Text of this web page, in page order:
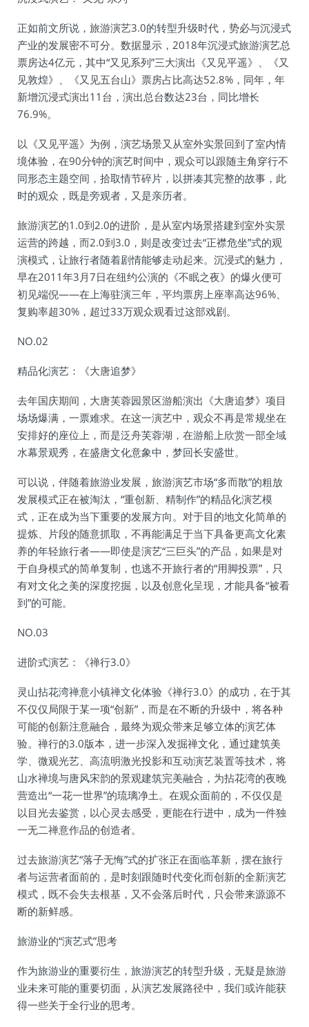
正如前文所说，旅游演艺3.0的转型升级时代，势必与沉浸式
产业的发展密不可分。数据显示，2018年沉浸式旅游演艺总
票房达4亿元，其中“又见系列”三大演出《又见平遥》、《又
见敦煌》、《又见五台山》票房占比高达52.8%，同年，年
新增沉浸式演出11台，演出总台数达23台，同比增长
76.9%。
以《又见平遥》为例，演艺场景又从室外实景回到了室内情
境体验，在90分钟的演艺时间中，观众可以跟随主角穿行不
同形态主题空间，拾取情节碎片，以拼凑其完整的故事，此
时的观众，既是旁观者，又是亲历者。
旅游演艺的1.0到2.0的进阶，是从室内场景搭建到室外实景
运营的跨越，而2.0到3.0，则是改变过去“正襟危坐”式的观
演模式，让旅行者随着剧情能够走动起来。沉浸式的魅力，
早在2011年3月7日在纽约公演的《不眠之夜》的爆火便可
初见端倪——在上海驻演三年，平均票房上座率高达96%、
复购率超30%，超过33万观众观看过这部戏剧。
NO.02
精品化演艺：《大唐追梦》
去年国庆期间，大唐芙蓉园景区游船演出《大唐追梦》项目
场场爆满，一票难求。在这一演艺中，观众不再是常规坐在
安排好的座位上，而是泛舟芙蓉湖，在游船上欣赏一部全域
水幕景观秀，在盛唐文化意象中，梦回长安盛世。
可以说，伴随着旅游业发展，旅游演艺市场“多而散”的粗放
发展模式正在被淘汰，“重创新、精制作”的精品化演艺模
式，正在成为当下重要的发展方向。对于目的地文化简单的
提炼、片段的随意抓取，不再能满足于当下具备更高文化素
养的年轻旅行者——即使是演艺“三巨头”的产品，如果是对
于自身模式的简单复制，也逃不开旅行者的“用脚投票”，只
有对文化之美的深度挖掘，以及创意化呈现，才能具备“被看
到”的可能。
NO.03
进阶式演艺：《禅行3.0》
灵山拈花湾禅意小镇禅文化体验《禅行3.0》的成功，在于其
不仅仅局限于某一项“创新”，而是在不断的升级中，将各种
可能的创新注意融合，最终为观众带来足够立体的演艺体
验。禅行的3.0版本，进一步深入发掘禅文化，通过建筑美
学、微观光艺、高流明激光投影和互动演艺装置等技术，将
山水禅境与唐风宋韵的景观建筑完美融合，为拈花湾的夜晚
营造出“一花一世界”的琉璃净土。在观众面前的，不仅仅是
以目光去鉴赏，以心灵去感受，更能在行进中，成为一件独
一无二禅意作品的创造者。
过去旅游演艺“落子无悔”式的扩张正在面临革新，摆在旅行
者与运营者面前的，是时刻跟随时代变化而创新的全新演艺
模式，既不会失去根基，又不会落后时代，只会带来源源不
断的新鲜感。
旅游业的“演艺式”思考
作为旅游业的重要衍生，旅游演艺的转型升级，无疑是旅游
业未来可能的重要切面，从演艺发展路径中，我们或许能获
得一些关于全行业的思考。